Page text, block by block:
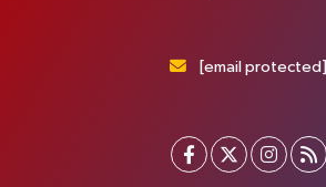
[email protected]